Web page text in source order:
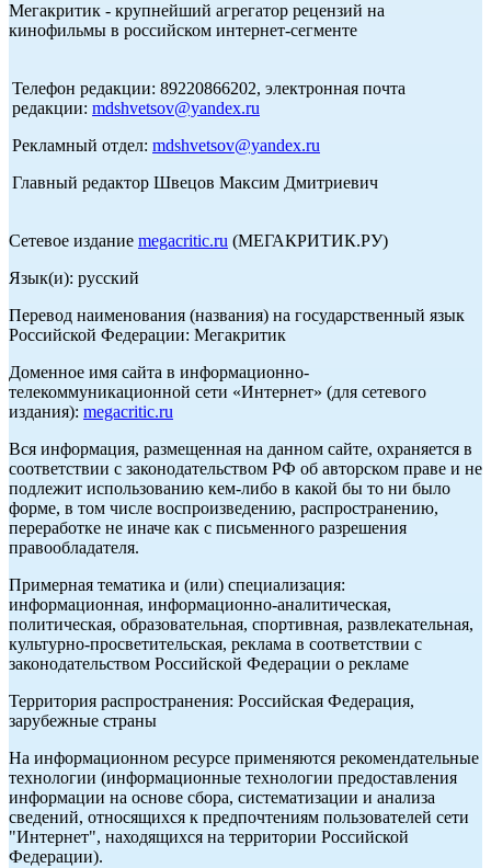
Мегакритик - крупнейший агрегатор рецензий на
кинофильмы в российском интернет-сегменте
Телефон редакции: 89220866202, электронная почта
редакции: mdshvetsov@yandex.ru
Рекламный отдел: mdshvetsov@yandex.ru
Главный редактор Швецов Максим Дмитриевич
Сетевое издание megacritic.ru (МЕГАКРИТИК.РУ)
Язык(и): русский
Перевод наименования (названия) на государственный язык
Российской Федерации: Мегакритик
Доменное имя сайта в информационно-
телекоммуникационной сети «Интернет» (для сетевого
издания): megacritic.ru
Вся информация, размещенная на данном сайте, охраняется в
соответствии с законодательством РФ об авторском праве и не
подлежит использованию кем-либо в какой бы то ни было
форме, в том числе воспроизведению, распространению,
переработке не иначе как с письменного разрешения
правообладателя.
Примерная тематика и (или) специализация:
информационная, информационно-аналитическая,
политическая, образовательная, спортивная, развлекательная,
культурно-просветительская, реклама в соответствии с
законодательством Российской Федерации о рекламе
Территория распространения: Российская Федерация,
зарубежные страны
На информационном ресурсе применяются рекомендательные
технологии (информационные технологии предоставления
информации на основе сбора, систематизации и анализа
сведений, относящихся к предпочтениям пользователей сети
"Интернет", находящихся на территории Российской
Федерации).